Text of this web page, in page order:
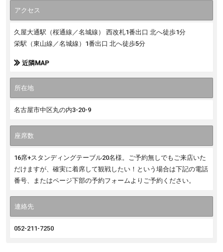
アクセス
久屋大通駅（桜通線／名城線） 西改札1番出口 北へ徒歩1分
栄駅（東山線／名城線）1番出口 北へ徒歩5分
近隣MAP
所在地
名古屋市中区丸の内3-20-9
座席数
16席+スタンディングテーブル20名様。ご予約無しでもご来店いた
だけますが、確実に着席して観戦したい！という場合は下記の電話
番号、またはページ下部の予約フォームよりご予約ください。
連絡先
052-211-7250